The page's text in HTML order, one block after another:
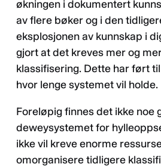
økningen i dokumentert
av flere bøker og i den
eksplosjonen av kunnskap i
gjort at det kreves mer og
klassifisering. Dette har ført
hvor lenge systemet vil holde.
Foreløpig finnes det ikke noe
deweysystemet for
ikke vil kreve enorme
omorganisere tidligere